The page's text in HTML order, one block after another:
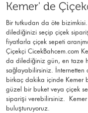
Kemer' de
Bir tutkudan da öte
dilediğinizi seçip çiçek
fiyatlarla çiçek sepeti
Çiçekçi CicekBahcem.com
da dilediğiniz gün, en taze
sağlayabilirsiniz. İnternetten
birkaç dakika içinde Kemer
güzel bir buket veya çiçek
siparişi verebilirsiniz.
buluşturuyoruz.